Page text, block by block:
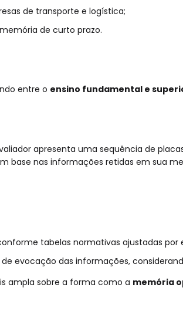
de transporte e logística;
de curto prazo.
entre o ensino fundamental e
apresenta uma sequência de
base nas informações retidas em sua
tabelas normativas ajustadas por
evocação das informações,
ampla sobre a forma como a memória